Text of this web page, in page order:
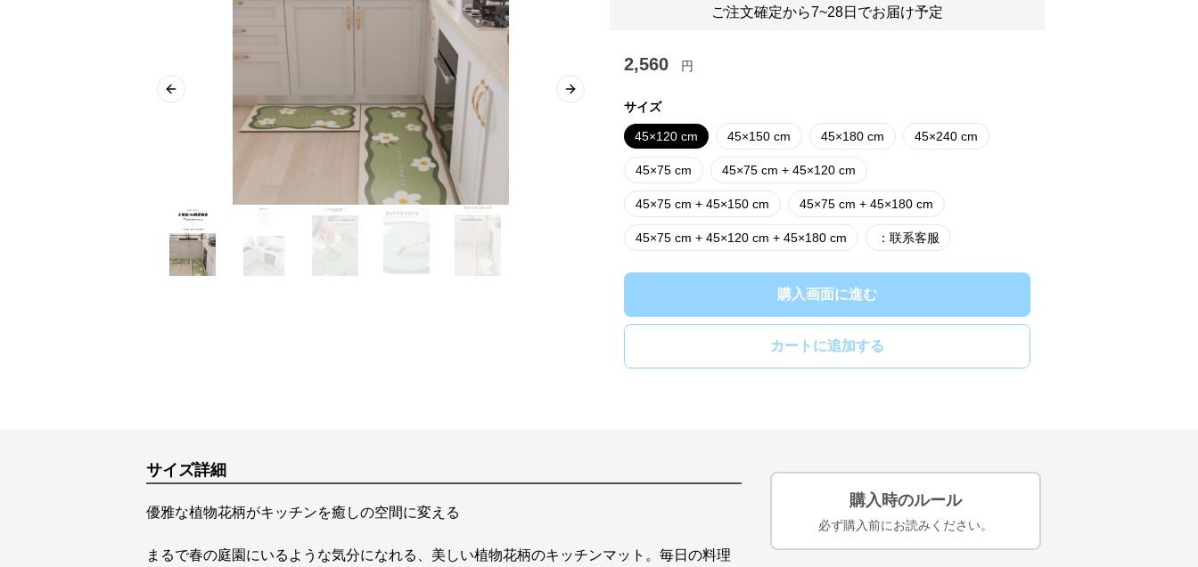
Previous slide Next slide
ご注文確定から7~28日でお届け予定
2,560 円
サイズ
45×120 cm 45×150 cm 45×180 cm 45×240 cm
45×75 cm 45×75 cm + 45×120 cm
45×75 cm + 45×150 cm 45×75 cm + 45×180 cm
45×75 cm + 45×120 cm + 45×180 cm ：联系客服
購入画面に進む
カートに追加する
サイズ詳細
優雅な植物花柄がキッチンを癒しの空間に変える
まるで春の庭園にいるような気分になれる、美しい植物花柄のキッチンマット。毎日の料理
購入時のルール
必ず購入前にお読みください。